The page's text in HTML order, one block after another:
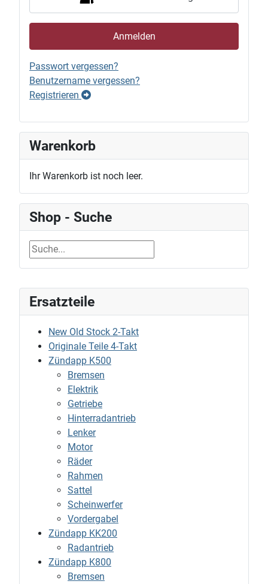
Ersatzteile
New Old Stock 2-Takt
Originale Teile 4-Takt
Zündapp K500
Bremsen
Elektrik
Getriebe
Hinterradantrieb
Lenker
Motor
Räder
Rahmen
Sattel
Scheinwerfer
Vordergabel
Zündapp KK200
Radantrieb
Zündapp K800
Bremsen
Anmelden
Passwort vergessen?
Benutzername vergessen?
Registrieren
Warenkorb
Ihr Warenkorb ist noch leer.
Shop - Suche